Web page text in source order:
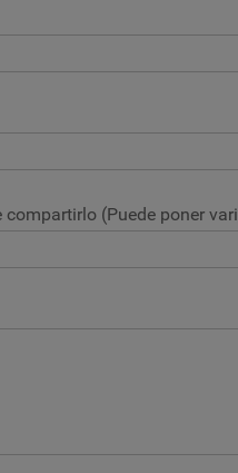
(Puede poner